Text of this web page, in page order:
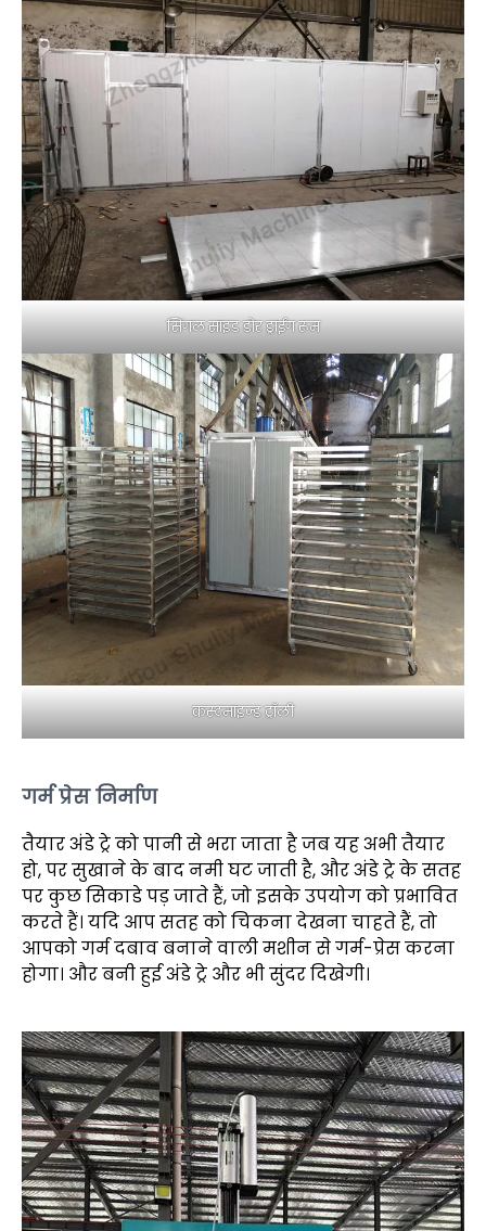
सिंगल साइड डोर ड्राईंग रूम
कस्टमाइज्ड ट्रॉली
गर्म प्रेस निर्माण
तैयार अंडे ट्रे को पानी से भरा जाता है जब यह अभी तैयार
हो, पर सुखाने के बाद नमी घट जाती है, और अंडे ट्रे के सतह
पर कुछ सिकाडे पड़ जाते हैं, जो इसके उपयोग को प्रभावित
करते हैं। यदि आप सतह को चिकना देखना चाहते हैं, तो
आपको गर्म दबाव बनाने वाली मशीन से गर्म-प्रेस करना
होगा। और बनी हुई अंडे ट्रे और भी सुंदर दिखेगी।